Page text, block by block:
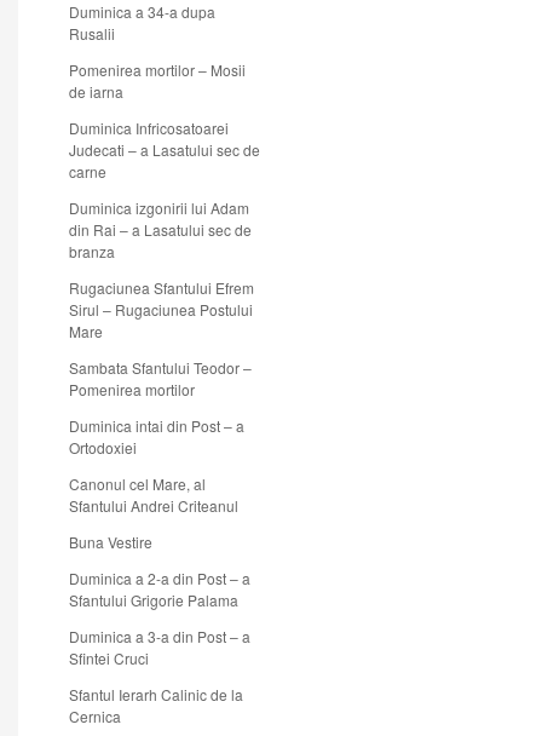
Duminica a 34-a dupa
Rusalii
Pomenirea mortilor – Mosii
de iarna
Duminica Infricosatoarei
Judecati – a Lasatului sec de
carne
Duminica izgonirii lui Adam
din Rai – a Lasatului sec de
branza
Rugaciunea Sfantului Efrem
Sirul – Rugaciunea Postului
Mare
Sambata Sfantului Teodor –
Pomenirea mortilor
Duminica intai din Post – a
Ortodoxiei
Canonul cel Mare, al
Sfantului Andrei Criteanul
Buna Vestire
Duminica a 2-a din Post – a
Sfantului Grigorie Palama
Duminica a 3-a din Post – a
Sfintei Cruci
Sfantul Ierarh Calinic de la
Cernica